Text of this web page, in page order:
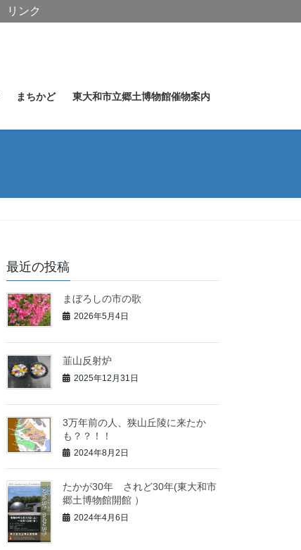
まちかど 東大和市立郷土博物館催物案内
最近の投稿
まぼろしの市の歌
2026年5月4日
韮山反射炉
2025年12月31日
3万年前の人、狭山丘陵に来たか
も？？！！
2024年8月2日
たかが30年 されど30年(東大和市
郷土博物館開館 ）
2024年4月6日
リンク